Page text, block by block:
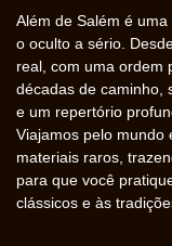
Além de Salém é
o oculto a sério.
real, com uma ordem
décadas de caminho,
e um repertório
Viajamos pelo mundo
materiais raros,
para que você
clássicos e às